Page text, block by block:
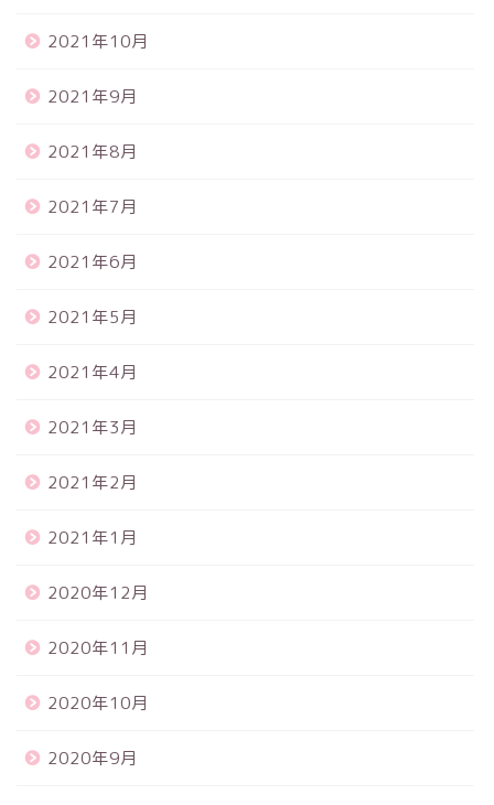
2021年10月
2021年9月
2021年8月
2021年7月
2021年6月
2021年5月
2021年4月
2021年3月
2021年2月
2021年1月
2020年12月
2020年11月
2020年10月
2020年9月